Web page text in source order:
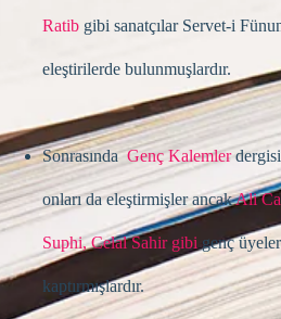
Ratib gibi sanatçılar Servet-i
eleştirilerde bulunmuşlardır.
SonrasındaGenç Kalemler
onları da eleştirmişler ancakAli
Suphi, Celal Sahir gibi genç
kaptırmışlardır.